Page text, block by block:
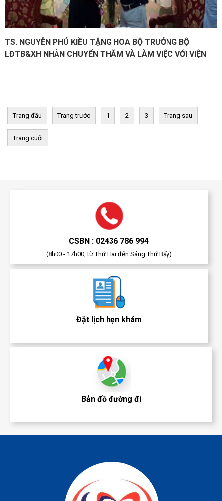
TS. NGUYỄN PHÚ KIỀU TẶNG HOA BỘ TRƯỞNG BỘ
LĐTB&XH NHÂN CHUYẾN THĂM VÀ LÀM VIỆC VỚI VIỆN
Trang đầu Trang trước 1 2 3 Trang sau
Trang cuối
CSBN : 02436 786 994
(8h00 - 17h00, từ Thứ Hai đến Sáng Thứ Bẩy)
Đặt lịch hẹn khám
Bản đồ đường đi